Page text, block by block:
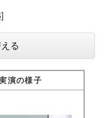
る
演の様子